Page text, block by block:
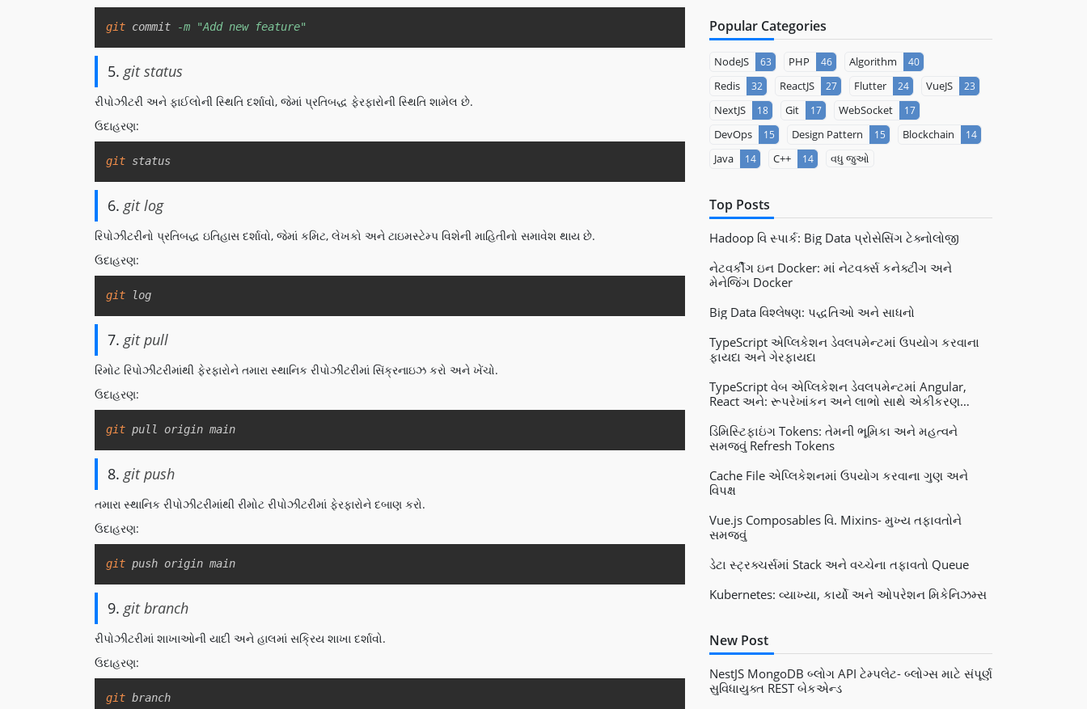
git commit -m "Add new feature"
5.git status
રીપોઝીટરી અને ફાઈલોની સ્થિતિ દર્શાવો, જેમાં પ્રતિબદ્ધ ફેરફારોની સ્થિતિ શામેલ છે.
ઉદાહરણ:
git status
6.git log
રિપોઝીટરીનો પ્રતિબદ્ધ ઇતિહાસ દર્શાવો, જેમાં કમિટ, લેખકો અને ટાઇમસ્ટેમ્પ વિશેની માહિતીનો સમાવેશ થાય છે.
ઉદાહરણ:
git log
7.git pull
રિમોટ રિપોઝીટરીમાંથી ફેરફારોને તમારા સ્થાનિક રીપોઝીટરીમાં સિંક્રનાઇઝ કરો અને ખેંચો.
ઉદાહરણ:
git pull origin main
8. git push
તમારા સ્થાનિક રીપોઝીટરીમાંથી રીમોટ રીપોઝીટરીમાં ફેરફારોને દબાણ કરો.
ઉદાહરણ:
git push origin main
9. git branch
રીપોઝીટરીમાં શાખાઓની યાદી અને હાલમાં સક્રિય શાખા દર્શાવો.
ઉદાહરણ:
git branch
Popular Categories
NodeJS 63 PHP 46 Algorithm 40
Redis 32 ReactJS 27 Flutter 24 VueJS 23
NextJS 18 Git 17 WebSocket 17
DevOps 15 Design Pattern 15 Blockchain 14
Java 14 C++ 14 વધુ જુઓ
Top Posts
Hadoop વિ સ્પાર્ક: Big Data પ્રોસેસિંગ ટેક્નોલોજી
નેટવર્કીંગ ઇન Docker: માં નેટવર્ક્સ કનેક્ટીંગ અને
મેનેજિંગ Docker
Big Data વિશ્લેષણ: પદ્ધતિઓ અને સાધનો
TypeScript એપ્લિકેશન ડેવલપમેન્ટમાં ઉપયોગ કરવાના
ફાયદા અને ગેરફાયદા
TypeScript વેબ એપ્લિકેશન ડેવલપમેન્ટમાં Angular,
React અને: રૂપરેખાંકન અને લાભો સાથે એકીકરણ
ડિમિસ્ટિફાઇંગ Tokens: તેમની ભૂમિકા અને મહત્વને
સમજવું Refresh Tokens
Cache File એપ્લિકેશનમાં ઉપયોગ કરવાના ગુણ અને
વિપક્ષ
Vue.js Composables વિ. Mixins- મુખ્ય તફાવતોને
સમજવું
ડેટા સ્ટ્રક્ચર્સમાં Stack અને વચ્ચેના તફાવતો Queue
Kubernetes: વ્યાખ્યા, કાર્યો અને ઓપરેશન મિકેનિઝમ્સ
New Post
NestJS MongoDB બ્લોગ API ટેમ્પલેટ- બ્લોગ્સ માટે સંપૂર્ણ
સુવિધાયુક્ત REST બેકએન્ડ